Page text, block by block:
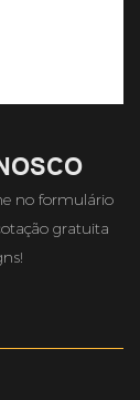
no formulário
gratuita